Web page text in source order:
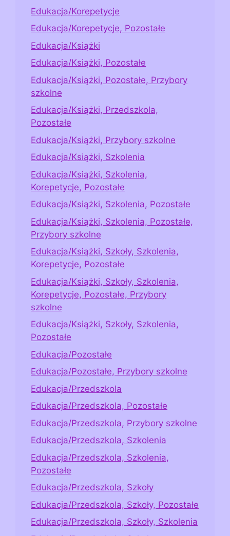
Edukacja/Korepetycje
Edukacja/Korepetycje, Pozostałe
Edukacja/Książki
Edukacja/Książki, Pozostałe
Edukacja/Książki, Pozostałe, Przybory
szkolne
Edukacja/Książki, Przedszkola,
Pozostałe
Edukacja/Książki, Przybory szkolne
Edukacja/Książki, Szkolenia
Edukacja/Książki, Szkolenia,
Korepetycje, Pozostałe
Edukacja/Książki, Szkolenia, Pozostałe
Edukacja/Książki, Szkolenia, Pozostałe,
Przybory szkolne
Edukacja/Książki, Szkoły, Szkolenia,
Korepetycje, Pozostałe
Edukacja/Książki, Szkoły, Szkolenia,
Korepetycje, Pozostałe, Przybory
szkolne
Edukacja/Książki, Szkoły, Szkolenia,
Pozostałe
Edukacja/Pozostałe
Edukacja/Pozostałe, Przybory szkolne
Edukacja/Przedszkola
Edukacja/Przedszkola, Pozostałe
Edukacja/Przedszkola, Przybory szkolne
Edukacja/Przedszkola, Szkolenia
Edukacja/Przedszkola, Szkolenia,
Pozostałe
Edukacja/Przedszkola, Szkoły
Edukacja/Przedszkola, Szkoły, Pozostałe
Edukacja/Przedszkola, Szkoły, Szkolenia